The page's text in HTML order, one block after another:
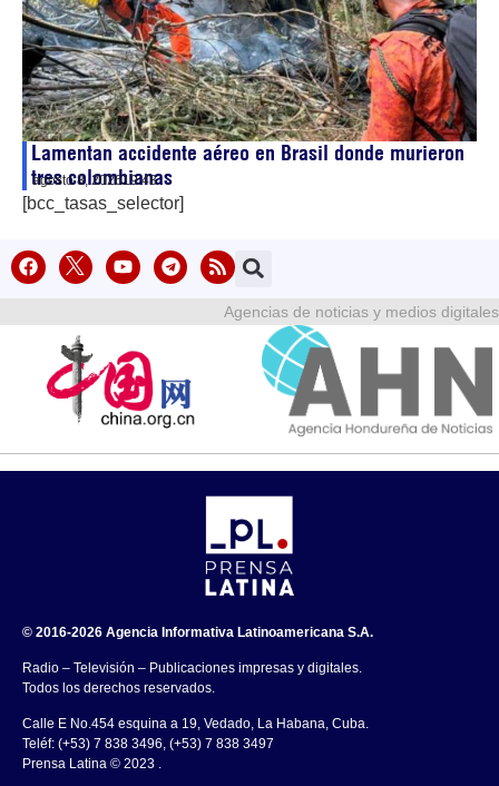
Lamentan accidente aéreo en Brasil donde murieron
tres colombianas
agosto 8, 202619:43
[bcc_tasas_selector]
Agencias de noticias y medios digitales
© 2016-2026 Agencia Informativa Latinoamericana S.A.
Radio – Televisión – Publicaciones impresas y digitales.
Todos los derechos reservados.
Calle E No.454 esquina a 19, Vedado, La Habana, Cuba.
Teléf: (+53) 7 838 3496, (+53) 7 838 3497
Prensa Latina © 2023 .